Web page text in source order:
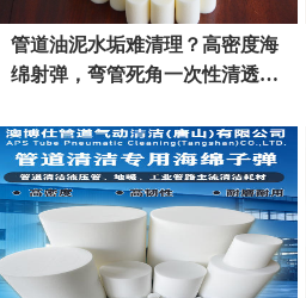
管道油泥水垢难清理？高密度海
绵射弹，弯管死角一次性清透不